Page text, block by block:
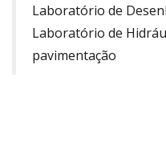
Laboratório de
Laboratório de
pavimentação